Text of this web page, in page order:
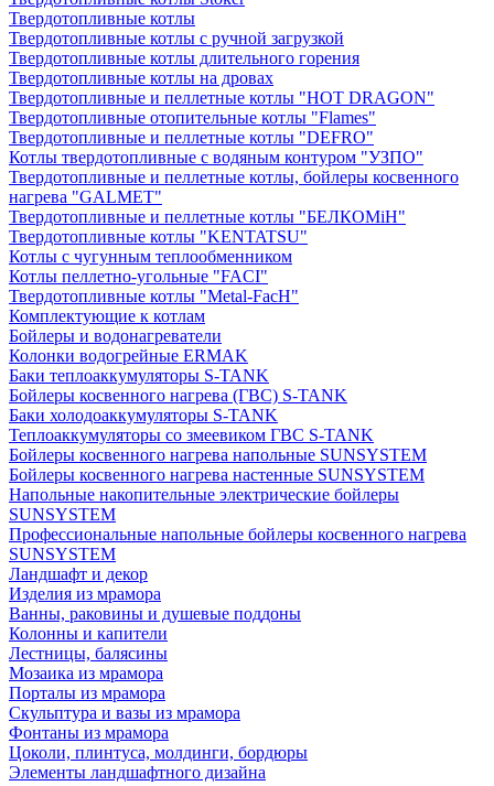
Твердотопливные котлы
Твердотопливные котлы с ручной загрузкой
Твердотопливные котлы длительного горения
Твердотопливные котлы на дровах
Твердотопливные и пеллетные котлы "HOT DRAGON"
Твердотопливные отопительные котлы "Flames"
Твердотопливные и пеллетные котлы "DEFRO"
Котлы твердотопливные с водяным контуром "УЗПО"
Твердотопливные и пеллетные котлы, бойлеры косвенного
нагрева "GALMET"
Твердотопливные и пеллетные котлы "БЕЛКОМiН"
Твердотопливные котлы "KENTATSU"
Котлы с чугунным теплообменником
Котлы пеллетно-угольные "FACI"
Твердотопливные котлы "Metal-FacH"
Комплектующие к котлам
Бойлеры и водонагреватели
Колонки водогрейные ERMAK
Баки теплоаккумуляторы S-TANK
Бойлеры косвенного нагрева (ГВС) S-TANK
Баки холодоаккумуляторы S-TANK
Теплоаккумуляторы со змеевиком ГВС S-TANK
Бойлеры косвенного нагрева напольные SUNSYSTEM
Бойлеры косвенного нагрева настенные SUNSYSTEM
Напольные накопительные электрические бойлеры
SUNSYSTEM
Профессиональные напольные бойлеры косвенного нагрева
SUNSYSTEM
Ландшафт и декор
Изделия из мрамора
Ванны, раковины и душевые поддоны
Колонны и капители
Лестницы, балясины
Мозаика из мрамора
Порталы из мрамора
Скульптура и вазы из мрамора
Фонтаны из мрамора
Цоколи, плинтуса, молдинги, бордюры
Элементы ландшафтного дизайна